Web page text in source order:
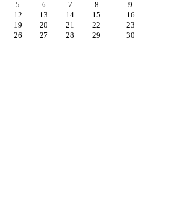
5 6 7 8
9
12 13 14 15
16
19 20 21 22
23
26 27 28 29
30